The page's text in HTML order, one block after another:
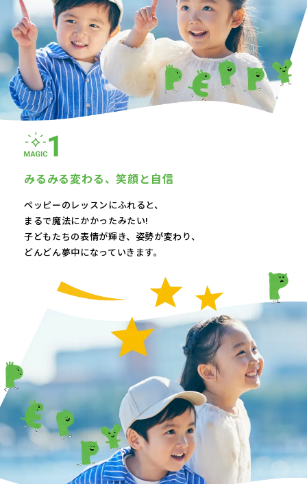
みるみる変わる、笑顔と自信
ペッピーのレッスンにふれると、
まるで魔法にかかったみたい!
子どもたちの表情が輝き、 姿勢が変わり、
どんどん夢中になっていきます。